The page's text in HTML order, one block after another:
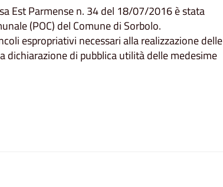
Est Parmense n. 34 del 18/07/2016 è stata
(POC) del Comune di Sorbolo.
espropriativi necessari alla realizzazione delle
dichiarazione di pubblica utilità delle medesime